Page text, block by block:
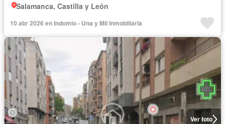
Salamanca, Castilla y León
10 abr 2026 en Indomio - Una y Mil Inmobiliaria
Ver foto